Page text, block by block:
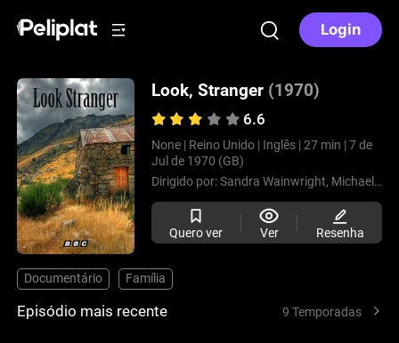
Login
Look, Stranger (1970)
6.6
None | Reino Unido | Inglês | 27 min | 7 de
Jul de 1970 (GB)
Dirigido por:Sandra Wainwright, Michael Croucher,
Quero ver Ver Resenha
Documentário Família
Episódio mais recente 9 Temporadas